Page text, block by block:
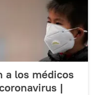
a los médicos
|